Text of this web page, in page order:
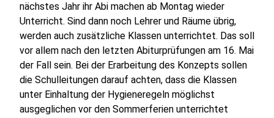
nächstes Jahr ihr Abi machen ab Montag wieder
Unterricht. Sind dann noch Lehrer und Räume übrig,
werden auch zusätzliche Klassen unterrichtet. Das soll
vor allem nach den letzten Abiturprüfungen am 16. Mai
der Fall sein. Bei der Erarbeitung des Konzepts sollen
die Schulleitungen darauf achten, dass die Klassen
unter Einhaltung der Hygieneregeln möglichst
ausgeglichen vor den Sommerferien unterrichtet